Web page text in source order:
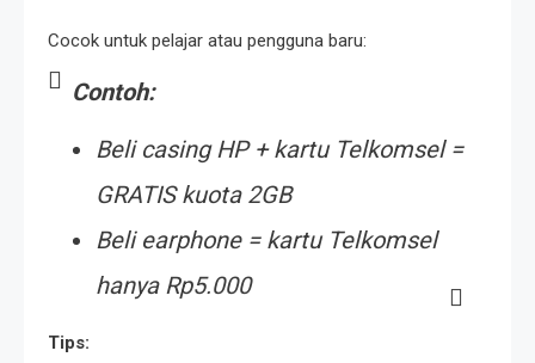
Cocok untuk pelajar atau pengguna baru:
Contoh:
Beli casing HP + kartu Telkomsel =
GRATIS kuota 2GB
Beli earphone = kartu Telkomsel
hanya Rp5.000
Tips: